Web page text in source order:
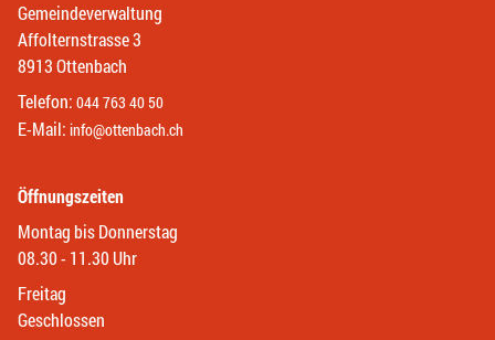
Gemeindeverwaltung
Affolternstrasse 3
8913 Ottenbach
Telefon: 044 763 40 50
E-Mail: info@ottenbach.ch
Öffnungszeiten
Montag bis Donnerstag
08.30 - 11.30 Uhr
Freitag
Geschlossen